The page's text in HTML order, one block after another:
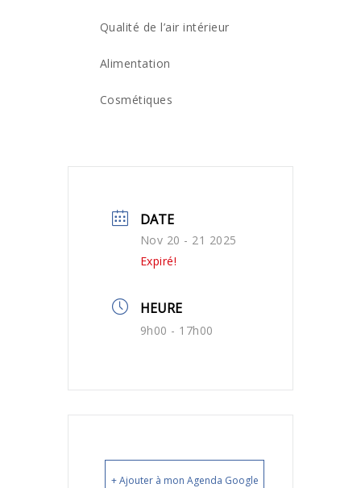
Qualité de l’air intérieur
Alimentation
Cosmétiques
DATE
Nov 20 - 21 2025
Expiré!
HEURE
9h00 - 17h00
+ Ajouter à mon Agenda Google